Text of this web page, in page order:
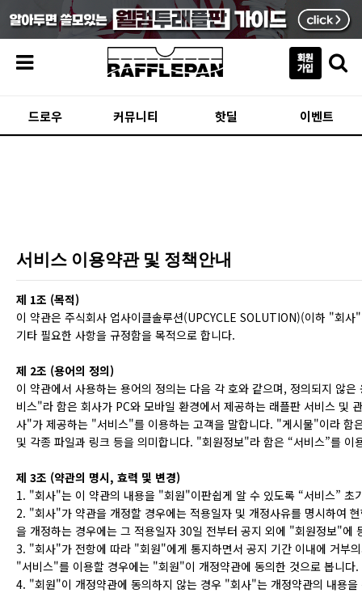
드로우 커뮤니티 핫딜 이벤트
서비스 이용약관 및 정책안내
제 1조 (목적)
이 약관은 주식회사 업사이클솔루션(UPCYCLE SOLUTION)(이하 "회
기타 필요한 사항을 규정함을 목적으로 합니다.
제 2조 (용어의 정의)
이 약관에서 사용하는 용어의 정의는 다음 각 호와 같으며, 정의되지 않
비스"라 함은 회사가 PC와 모바일 환경에서 제공하는 래플판 서비스
사"가 제공하는 "서비스"를 이용하는 고객을 말합니다. "게시물"이라
및 각종 파일과 링크 등을 의미합니다. "회원정보"라 함은 “서비스”를 이
제 3조 (약관의 명시, 효력 및 변경)
1. "회사"는 이 약관의 내용을 "회원"이판쉽게 알 수 있도록 “서비스” 초
2. "회사"가 약관을 개정할 경우에는 적용일자 및 개정사유를 명시하여
을 개정하는 경우에는 그 적용일자 30일 전부터 공지 외에 "회원정보"에
3. "회사"가 전항에 따라 "회원"에게 통지하면서 공지 기간 이내에 거부
"서비스"를 이용할 경우에는 "회원"이 개정약관에 동의한 것으로 봅니다.
4. "회원"이 개정약관에 동의하지 않는 경우 "회사"는 개정약관의 내용